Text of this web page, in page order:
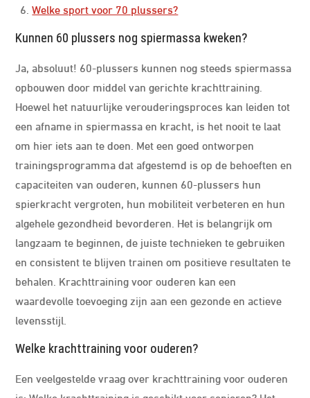
Welke sport voor 70 plussers?
Kunnen 60 plussers nog spiermassa kweken?
Ja, absoluut! 60-plussers kunnen nog steeds spiermassa
opbouwen door middel van gerichte krachttraining.
Hoewel het natuurlijke verouderingsproces kan leiden tot
een afname in spiermassa en kracht, is het nooit te laat
om hier iets aan te doen. Met een goed ontworpen
trainingsprogramma dat afgestemd is op de behoeften en
capaciteiten van ouderen, kunnen 60-plussers hun
spierkracht vergroten, hun mobiliteit verbeteren en hun
algehele gezondheid bevorderen. Het is belangrijk om
langzaam te beginnen, de juiste technieken te gebruiken
en consistent te blijven trainen om positieve resultaten te
behalen. Krachttraining voor ouderen kan een
waardevolle toevoeging zijn aan een gezonde en actieve
levensstijl.
Welke krachttraining voor ouderen?
Een veelgestelde vraag over krachttraining voor ouderen